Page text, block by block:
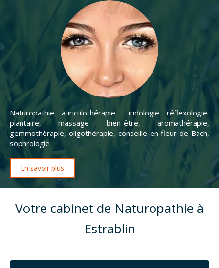
Naturopathie, auriculothérapie, iridologie, réflexologie
plantaire, massage bien-être, aromathérapie,
gemmothérapie, oligothérapie, conseille en fleur de Bach,
sophrologie
En savoir plus
Votre cabinet de Naturopathie à
Estrablin